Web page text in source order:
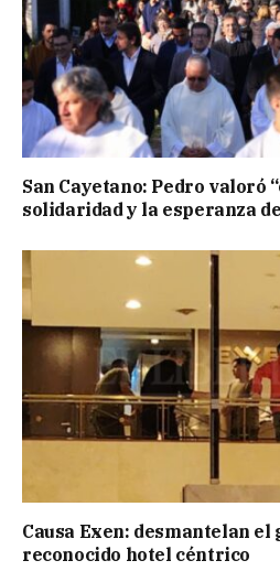
San Cayetano: Pedro valoró
solidaridad y la esperanza
Causa Exen: desmantelan el
reconocido hotel céntrico